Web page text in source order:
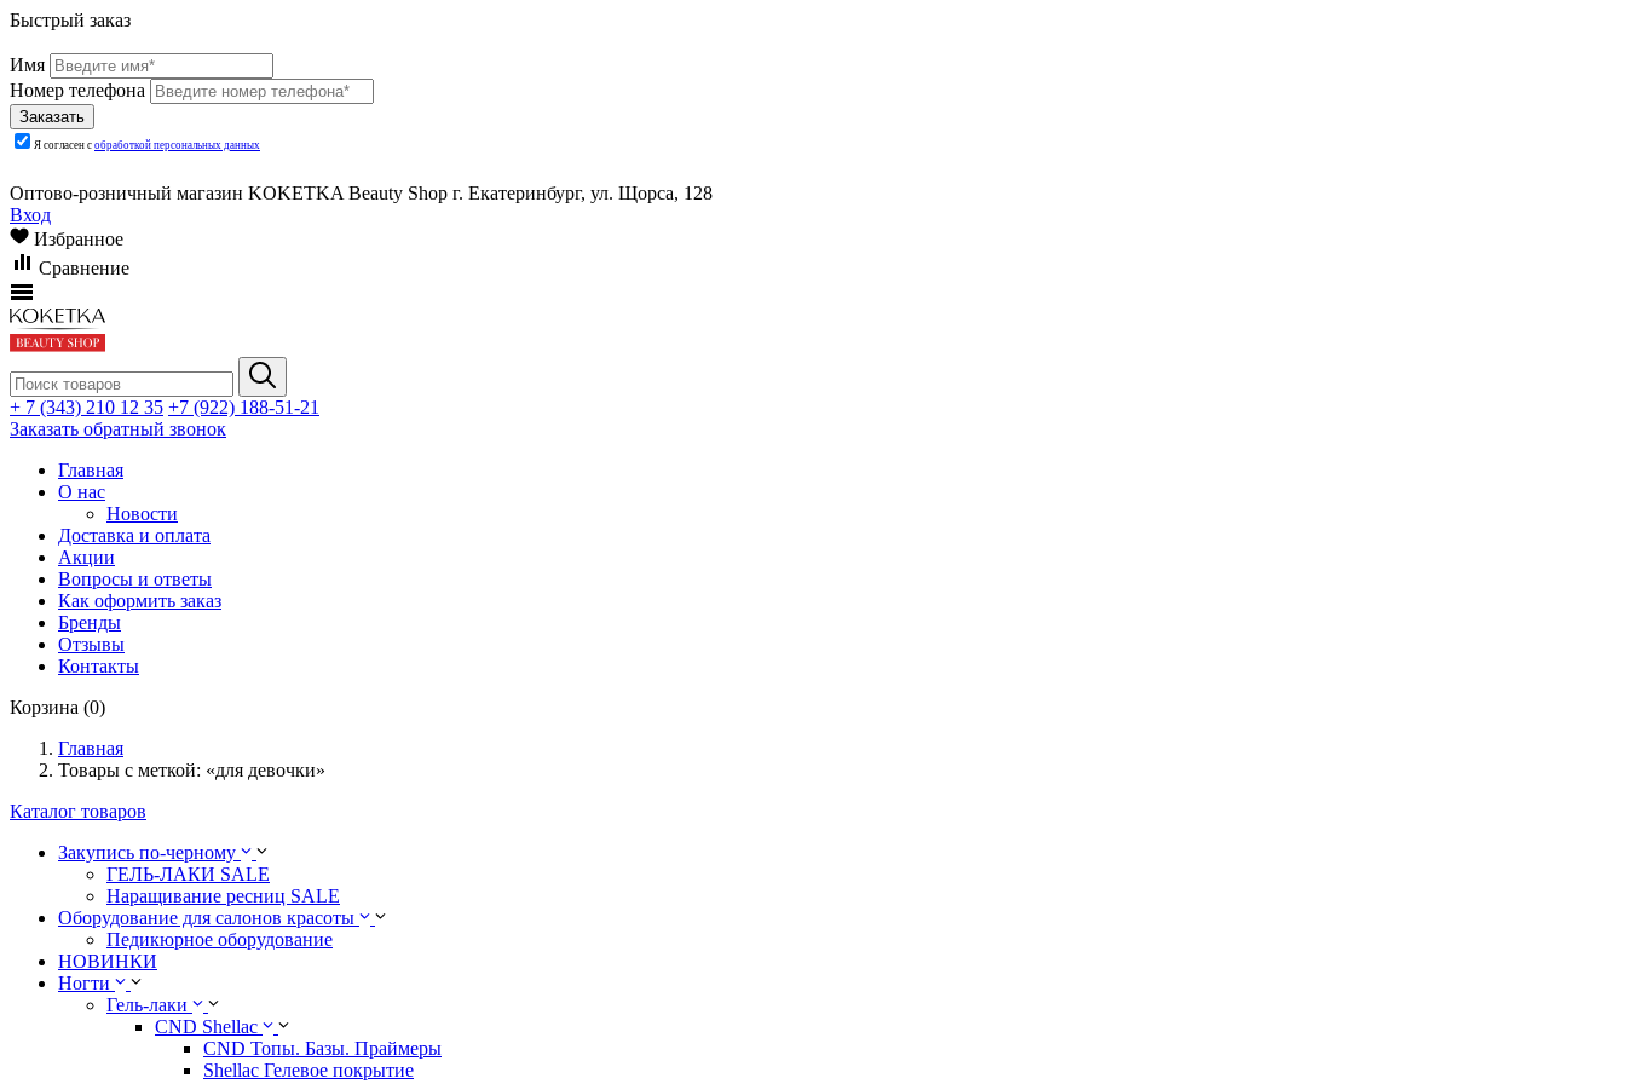
Быстрый заказ
Имя
Номер телефона
Я согласен с обработкой персональных данных
Оптово-розничный магазин KOKETKA Beauty Shop г. Екатеринбург, ул. Щорса, 128
Вход
Избранное
Сравнение
+ 7 (343) 210 12 35 +7 (922) 188-51-21
Заказать обратный звонок
Главная
О нас
Новости
Доставка и оплата
Акции
Вопросы и ответы
Как оформить заказ
Бренды
Отзывы
Контакты
Корзина (0)
Главная
Товары с меткой: «для девочки»
Каталог товаров
Закупись по-черному
ГЕЛЬ-ЛАКИ SALE
Наращивание ресниц SALE
Оборудование для салонов красоты
Педикюрное оборудование
НОВИНКИ
Ногти
Гель-лаки
CND Shellac
CND Топы. Базы. Праймеры
Shellac Гелевое покрытие